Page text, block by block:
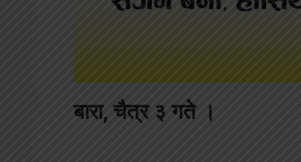
बारा, चैत्र ३ गते ।